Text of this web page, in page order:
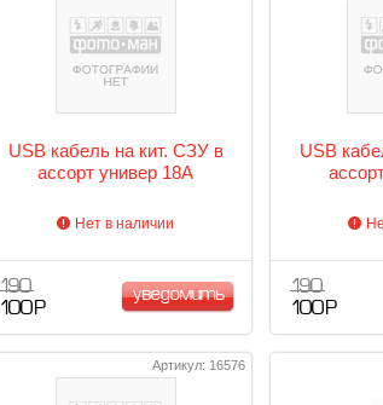
USB кабель на кит. СЗУ в
ассорт универ 18A
Нет в наличии
190
100 Р
уведомить
USB
190
100 Р
Артикул: 16576